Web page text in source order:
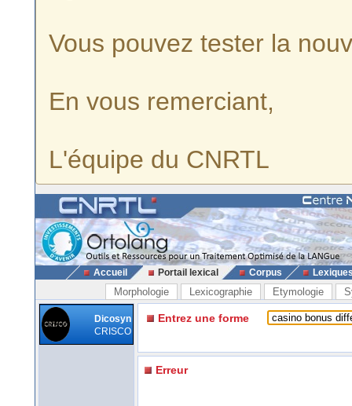
Vous pouvez tester la
En vous remerciant,
L'équipe du CNRTL
Accueil Portail lexical Corpus
Morphologie Lexicographie Etymologie
Dicosyn
CRISCO
Entrez une forme
Erreur